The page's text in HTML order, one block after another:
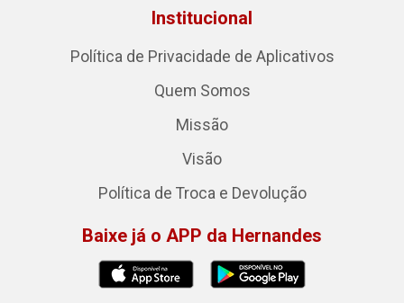
Institucional
Política de Privacidade de Aplicativos
Quem Somos
Missão
Visão
Política de Troca e Devolução
Baixe já o APP da Hernandes